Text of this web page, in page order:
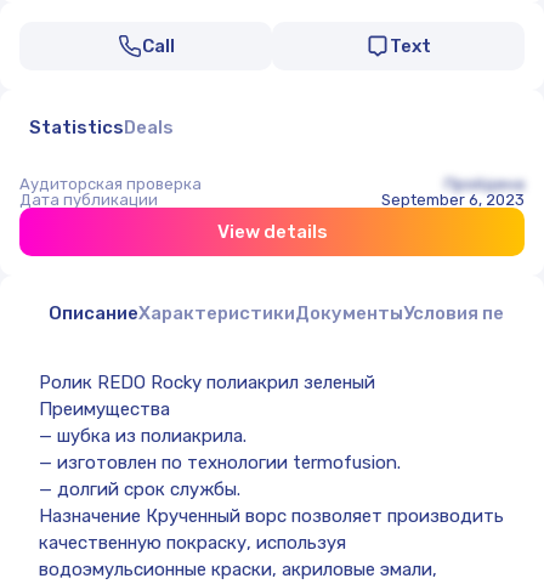
Call Text
StatisticsDeals
Аудиторская проверка
Пройдена
Дата публикации
September 6, 2023
View details
ОписаниеХарактеристикиДокументыУсловия
Ролик REDO Rocky полиакрил зеленый
Преимущества
— шубка из полиакрила.
— изготовлен по технологии termofusion.
— долгий срок службы.
Назначение Крученный ворс позволяет производить
качественную покраску, используя
водоэмульсионные краски, акриловые эмали,